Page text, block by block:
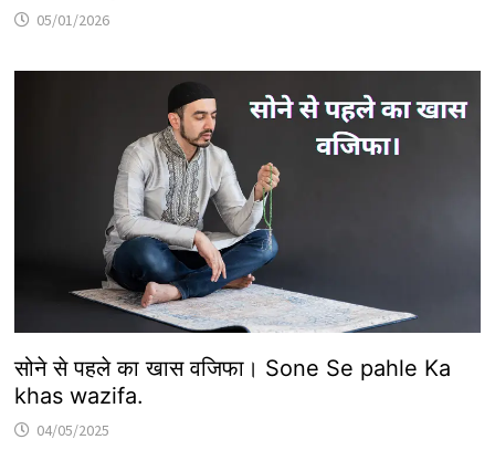
05/01/2026
सोने से पहले का खास वजिफा। Sone Se pahle Ka
khas wazifa.
04/05/2025